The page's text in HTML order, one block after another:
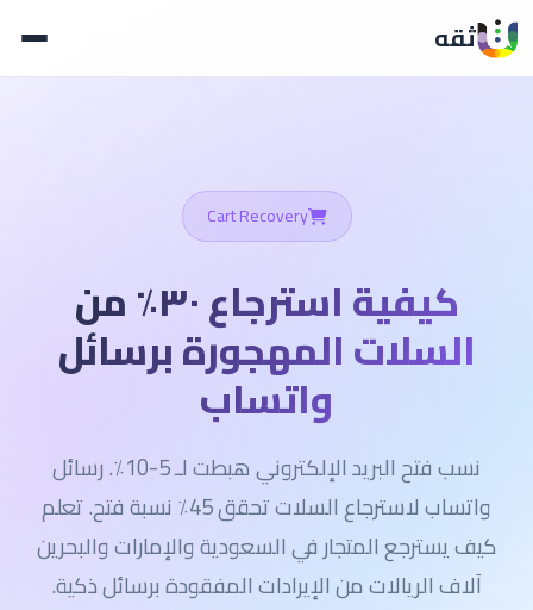
ثقه
Cart Recovery
كيفية استرجاع ٣٠٪ من
السلات المهجورة برسائل
واتساب
نسب فتح البريد الإلكتروني هبطت لـ 5-10٪. رسائل
واتساب لاسترجاع السلات تحقق 45٪ نسبة فتح. تعلم
كيف يسترجع المتجار في السعودية والإمارات والبحرين
آلاف الريالات من الإيرادات المفقودة برسائل ذكية.